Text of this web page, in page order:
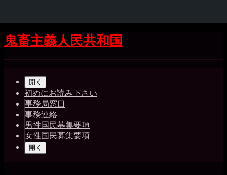
コ
ン
テ
鬼畜主義人民共和国
開く
初めにお読み下さい
事務局窓口
事務連絡
男性国民募集要項
女性国民募集要項
開く